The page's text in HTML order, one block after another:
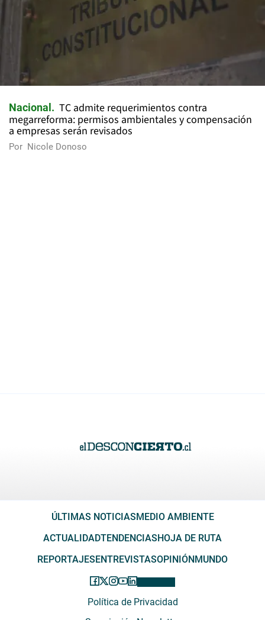
Nacional
TC admite requerimientos contra
megarreforma: permisos ambientales y compensación
a empresas serán revisados
Por Nicole Donoso
ÚLTIMAS NOTICIASMEDIO AMBIENTE
ACTUALIDADTENDENCIASHOJA DE RUTA
REPORTAJESENTREVISTASOPINIÓNMUNDO
Política de Privacidad